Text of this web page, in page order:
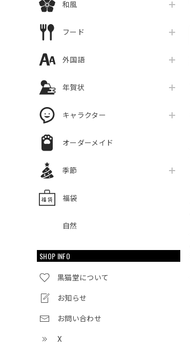
和風
フード
外国語
年賀状
キャラクター
オーダーメイド
季節
福袋
自然
SHOP INFO
黒猫堂について
お知らせ
お問い合わせ
X